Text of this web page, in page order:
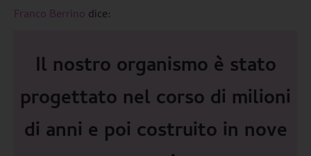
Franco Berrino dice:
Il nostro organismo è stato
progettato nel corso di milioni
di anni e poi costruito in nove